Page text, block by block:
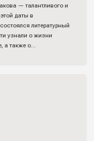
— талантливого и
даты в
литературный
узнали о жизни
а также о…